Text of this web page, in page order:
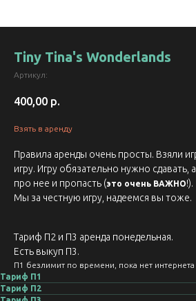
Tiny Tina's Wonderlands
Артикул:
400,00 р.
Взять в аренду
Правила аренды очень просты. Взяли
игру. Игру обязательно нужно сдавать,
про нее и пропасть (это очень ВАЖНО!).
Мы за честную игру, надеемся вы тоже.
Тариф П2 и П3 аренда понедельная.
Есть выкуп П3.
П1 безлимит по времени, пока нет интернета
Тариф П1
Тариф П2